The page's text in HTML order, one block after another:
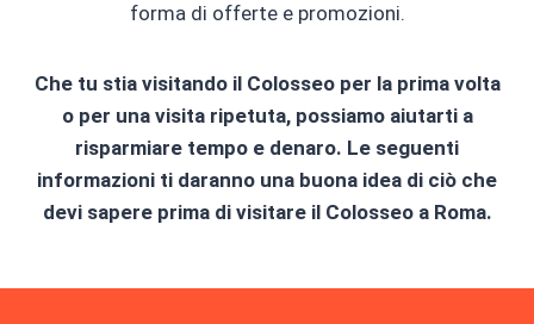
forma di offerte e promozioni.
Che tu stia visitando il Colosseo per la prima volta
o per una visita ripetuta, possiamo aiutarti a
risparmiare tempo e denaro. Le seguenti
informazioni ti daranno una buona idea di ciò che
devi sapere prima di visitare il Colosseo a Roma.